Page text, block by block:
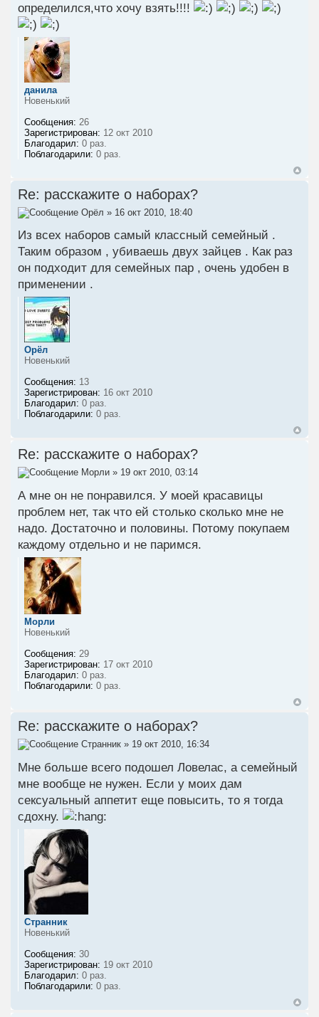
определился,что хочу взять!!!!
данила
Новенький
Сообщения: 26
Зарегистрирован: 12 окт 2010
Благодарил: 0 раз.
Поблагодарили: 0 раз.
Re: расскажите о наборах?
Орёл » 16 окт 2010, 18:40
Из всех наборов самый классный семейный .
Таким образом , убиваешь двух зайцев . Как раз
он подходит для семейных пар , очень удобен в
применении .
Орёл
Новенький
Сообщения: 13
Зарегистрирован: 16 окт 2010
Благодарил: 0 раз.
Поблагодарили: 0 раз.
Re: расскажите о наборах?
Морли » 19 окт 2010, 03:14
А мне он не понравился. У моей красавицы
проблем нет, так что ей столько сколько мне не
надо. Достаточно и половины. Потому покупаем
каждому отдельно и не паримся.
Морли
Новенький
Сообщения: 29
Зарегистрирован: 17 окт 2010
Благодарил: 0 раз.
Поблагодарили: 0 раз.
Re: расскажите о наборах?
Странник » 19 окт 2010, 16:34
Мне больше всего подошел Ловелас, а семейный
мне вообще не нужен. Если у моих дам
сексуальный аппетит еще повысить, то я тогда
сдохну.
Странник
Новенький
Сообщения: 30
Зарегистрирован: 19 окт 2010
Благодарил: 0 раз.
Поблагодарили: 0 раз.